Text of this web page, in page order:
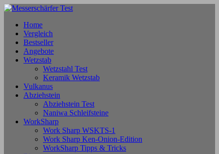
Home
Vergleich
Bestseller
Angebote
Wetzstab
Wetzstahl Test
Keramik Wetzstab
Vulkanus
Abziehstein
Abziehstein Test
Naniwa Schleifsteine
WorkSharp
Work Sharp WSKTS-1
Work Sharp Ken-Onion-Edition
WorkSharp Tipps & Tricks